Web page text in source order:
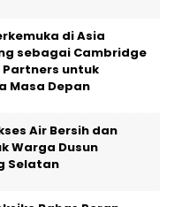
di Asia
sebagai Cambridge
Partners untuk
Masa Depan
Air Bersih dan
Warga Dusun
Selatan